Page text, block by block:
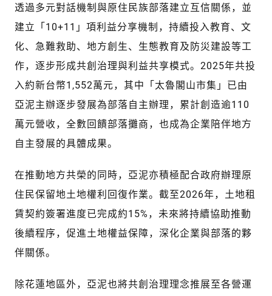
透過多元對話機制與原住民族部落建立互信關係，並
建立「10+11」項利益分享機制，持續投入教育、文
化、急難救助、地方創生、生態教育及防災建設等工
作，逐步形成共創治理與利益共享模式。2025年共投
入約新台幣1,552萬元，其中「太魯閣山市集」已由
亞泥主辦逐步發展為部落自主辦理，累計創造逾110
萬元營收，全數回饋部落攤商，也成為企業陪伴地方
自主發展的具體成果。
在推動地方共榮的同時，亞泥亦積極配合政府辦理原
住民保留地土地權利回復作業。截至2026年，土地租
賃契約簽署進度已完成約15%，未來將持續協助推動
後續程序，促進土地權益保障，深化企業與部落的夥
伴關係。
除花蓮地區外，亞泥也將共創治理理念推展至各營運